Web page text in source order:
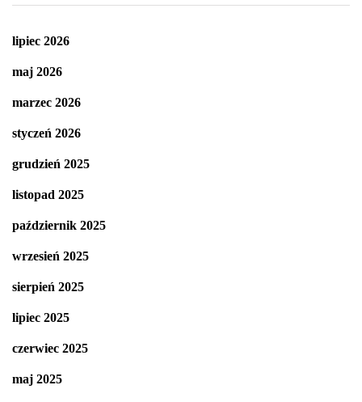
lipiec 2026
maj 2026
marzec 2026
styczeń 2026
grudzień 2025
listopad 2025
październik 2025
wrzesień 2025
sierpień 2025
lipiec 2025
czerwiec 2025
maj 2025